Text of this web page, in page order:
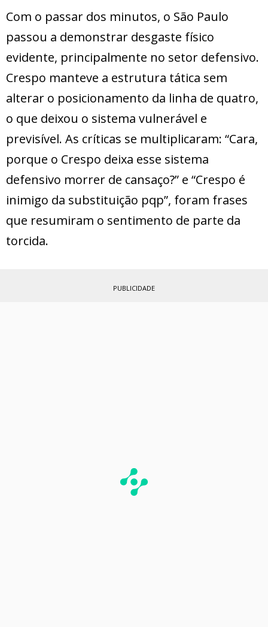
Com o passar dos minutos, o São Paulo
passou a demonstrar desgaste físico
evidente, principalmente no setor defensivo.
Crespo manteve a estrutura tática sem
alterar o posicionamento da linha de quatro,
o que deixou o sistema vulnerável e
previsível. As críticas se multiplicaram: “Cara,
porque o Crespo deixa esse sistema
defensivo morrer de cansaço?” e “Crespo é
inimigo da substituição pqp”, foram frases
que resumiram o sentimento de parte da
torcida.
PUBLICIDADE